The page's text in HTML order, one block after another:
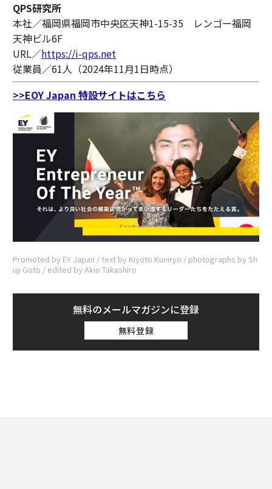
QPS研究所
本社／福岡県福岡市中央区天神1-15-35 レンゴー福岡
天神ビル6F
URL／https://i-qps.net
従業員／61人（2024年11月1日時点）
>>EOY Japan 特設サイトはこちら
Promoted by EY Japan / text by Kiyoto Kuniryo / photographs by Sh
uji Goto / edited by Akio Takashiro
無料のメールマガジンに登録
無料登録